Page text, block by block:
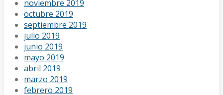
noviembre 2019
octubre 2019
septiembre 2019
julio 2019
junio 2019
mayo 2019
abril 2019
marzo 2019
febrero 2019